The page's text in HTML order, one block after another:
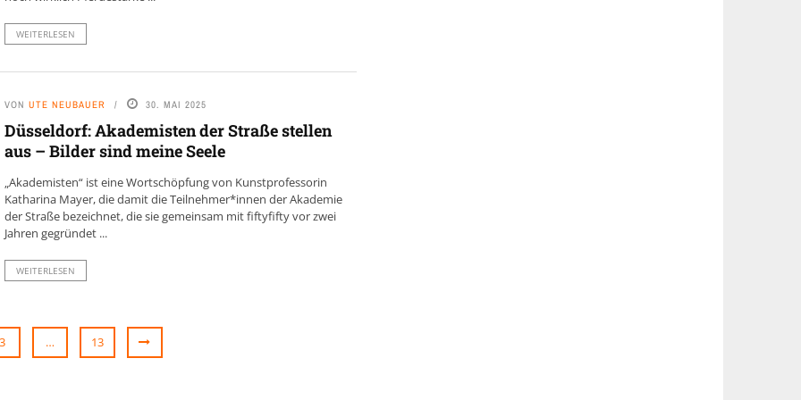
WEITERLESEN
VON UTE NEUBAUER 30. MAI 2025
Düsseldorf: Akademisten der Straße stellen
aus – Bilder sind meine Seele
„Akademisten“ ist eine Wortschöpfung von Kunstprofessorin
Katharina Mayer, die damit die Teilnehmer*innen der Akademie
der Straße bezeichnet, die sie gemeinsam mit fiftyfifty vor zwei
Jahren gegründet ...
WEITERLESEN
3 … 13